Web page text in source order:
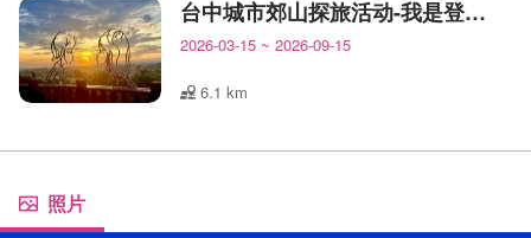
台中城市郊山探旅活动-我是登山王
2026-03-15 ~ 2026-09-15
6.1 km
照片